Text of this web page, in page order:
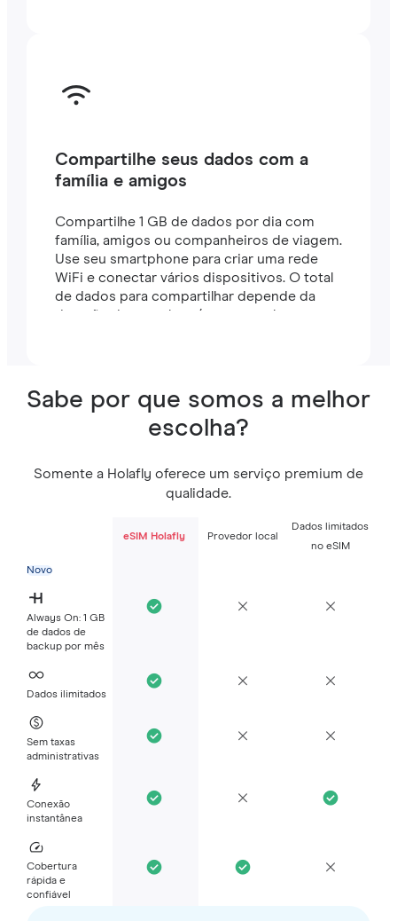
Compartilhe seus dados com a
família e amigos
Compartilhe 1 GB de dados por dia com
família, amigos ou companheiros de viagem.
Use seu smartphone para criar uma rede
WiFi e conectar vários dispositivos. O total
de dados para compartilhar depende da
duração do seu plano (por exemplo, um
Sabe por que somos a melhor
escolha?
Somente a Holafly oferece um serviço premium de
qualidade.
eSIM Holafly Provedor local
Dados limitados
no eSIM
Novo
Always On: 1 GB
de dados de
backup por mês
Dados ilimitados
Sem taxas
administrativas
Conexão
instantânea
Cobertura
rápida e
confiável